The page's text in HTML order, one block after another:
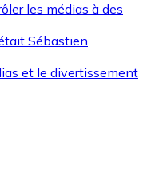
les médias à des
Sébastien
et le divertissement